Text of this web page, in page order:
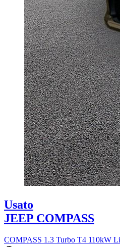
Usato
JEEP COMPASS
COMPASS 1.3 Turbo T4 110kW